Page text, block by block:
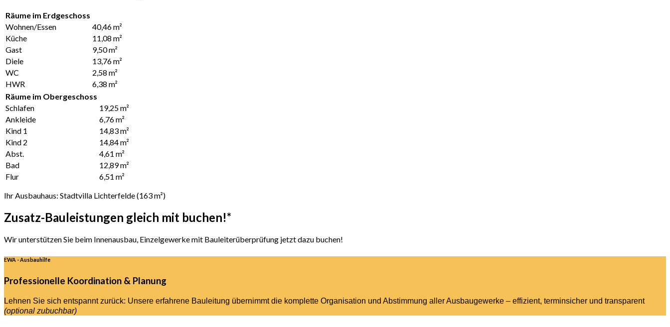
Räume im Erdgeschoss
Wohnen/Essen
40,46 m²
Küche
11,08 m²
Gast
9,50 m²
Diele
13,76 m²
WC
2,58 m²
HWR
6,38 m²
Räume im Obergeschoss
Schlafen
19,25 m²
Ankleide
6,76 m²
Kind 1
14,83 m²
Kind 2
14,84 m²
Abst.
4,61 m²
Bad
12,89 m²
Flur
6,51 m²
Ihr Ausbauhaus: Stadtvilla Lichterfelde (163 m²)
Zusatz-Bauleistungen gleich mit buchen!*
Wir unterstützen Sie beim Innenausbau, Einzelgewerke mit Bauleiterüberprüfung jetzt dazu buchen!
EWA - Ausbauhilfe
Professionelle Koordination & Planung
Lehnen Sie sich entspannt zurück: Unsere erfahrene Bauleitung übernimmt die komplette Organisation und Abstimmung aller Ausbaugewerke – effizient, terminsicher und transparent
(optional zubuchbar)